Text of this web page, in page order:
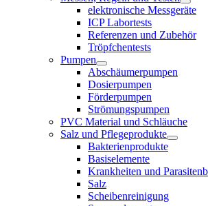
elektronische Messgeräte
ICP Labortests
Referenzen und Zubehör
Tröpfchentests
Pumpen
Abschäumerpumpen
Dosierpumpen
Förderpumpen
Strömungspumpen
PVC Material und Schläuche
Salz und Pflegeprodukte
Bakterienprodukte
Basiselemente
Krankheiten und
Salz
Scheibenreinigung